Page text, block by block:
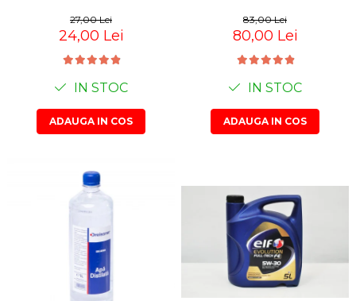
27,00 Lei
24,00 Lei
IN STOC
ADAUGA IN COS
83,00 Lei
80,00 Lei
IN STOC
ADAUGA IN COS